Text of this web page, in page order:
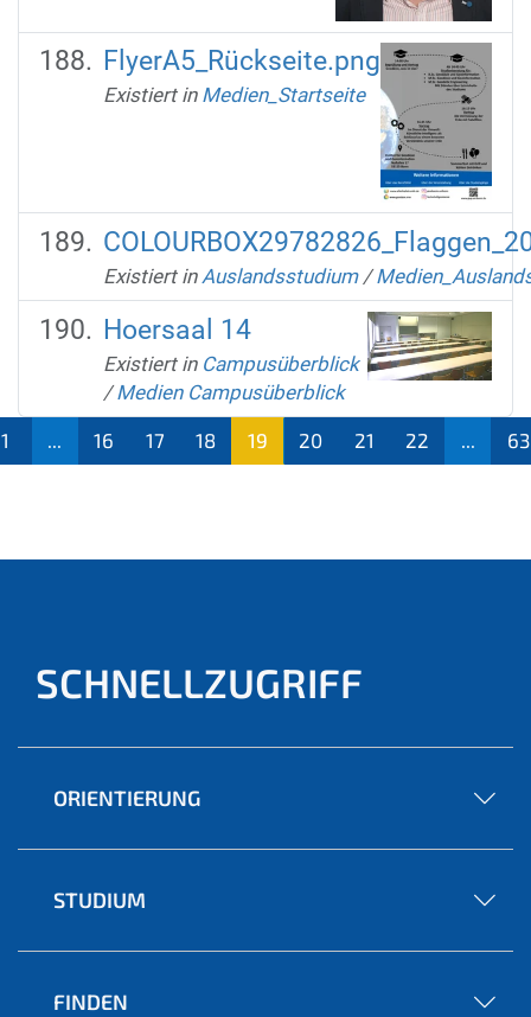
FlyerA5_Rückseite.png
Existiert in Medien_Startseite
Existiert in Auslandsstudium /
Hoersaal 14
Existiert in Campusüberblick
/Medien Campusüberblick
1 ... 16 17 18
19
20 21 22 ... 63
SCHNELLZUGRIFF
ORIENTIERUNG
STUDIUM
FINDEN